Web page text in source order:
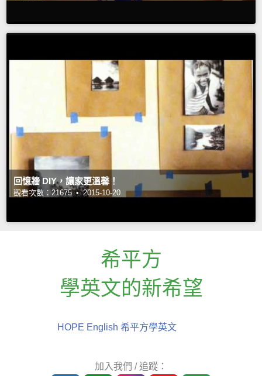
回憶牆 DIY，讓家更溫馨！
觀看次數：21675 • 2015-10-20
希平方
學英文的新希望
HOPE English 希平方學英文
加入我們 / 追蹤：